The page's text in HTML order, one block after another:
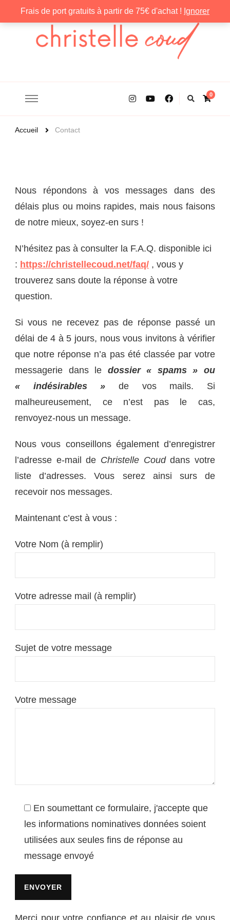
Frais de port gratuits à partir de 75€ d'achat ! Ignorer
0
Accueil Contact
Nous répondons à vos messages dans des
délais plus ou moins rapides, mais nous faisons
de notre mieux, soyez-en surs !
N’hésitez pas à consulter la F.A.Q. disponible ici
: https://christellecoud.net/faq/ , vous y
trouverez sans doute la réponse à votre
question.
Si vous ne recevez pas de réponse passé un
délai de 4 à 5 jours, nous vous invitons à vérifier
que notre réponse n’a pas été classée par votre
messagerie dans le dossier « spams » ou
« indésirables » de vos mails. Si
malheureusement, ce n’est pas le cas,
renvoyez-nous un message.
Nous vous conseillons également d’enregistrer
l’adresse e-mail de Christelle Couddans votre
liste d’adresses. Vous serez ainsi surs de
recevoir nos messages.
Maintenant c’est à vous :
Votre Nom (à remplir)
Votre adresse mail (à remplir)
Sujet de votre message
Votre message
En soumettant ce formulaire, j'accepte que
les informations nominatives données soient
utilisées aux seules fins de réponse au
message envoyé
Merci pour votre confiance et au plaisir de vous